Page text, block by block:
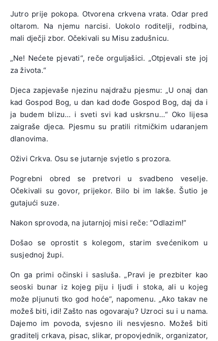
Jutro prije pokopa. Otvorena crkvena vrata. Odar pred
oltarom. Na njemu narcisi. Uokolo roditelji, rodbina,
mali dječji zbor. Očekivali su Misu zadušnicu.
„Ne! Nećete pjevati“, reče orguljašici. „Otpjevali ste joj
za života.“
Djeca zapjevaše njezinu najdražu pjesmu: „U onaj dan
kad Gospod Bog, u dan kad dođe Gospod Bog, daj da i
ja budem blizu… i sveti svi kad uskrsnu…“ Oko lijesa
zaigraše djeca. Pjesmu su pratili ritmičkim udaranjem
dlanovima.
Oživi Crkva. Osu se jutarnje svjetlo s prozora.
Pogrebni obred se pretvori u svadbeno veselje.
Očekivali su govor, prijekor. Bilo bi im lakše. Šutio je
gutajući suze.
Nakon sprovoda, na jutarnjoj misi reče: “Odlazim!”
Došao se oprostit s kolegom, starim svećenikom u
susjednoj župi.
On ga primi očinski i sasluša. „Pravi je prezbiter kao
seoski bunar iz kojeg piju i ljudi i stoka, ali u kojeg
može pljunuti tko god hoće“, napomenu. „Ako takav ne
možeš biti, idi! Zašto nas ogovaraju? Uzroci su i u nama.
Dajemo im povoda, svjesno ili nesvjesno. Možeš biti
graditelj crkava, pisac, slikar, propovjednik, organizator,